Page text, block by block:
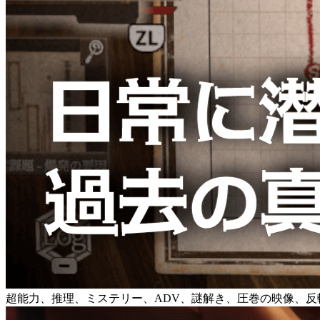
超能力、推理、ミステリー、ADV、謎解き、圧巻の映像、反